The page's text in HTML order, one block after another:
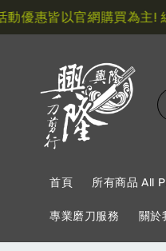
惠皆以官網購買為主! 線
首頁 所有商品 All
專業磨刀服務 關於